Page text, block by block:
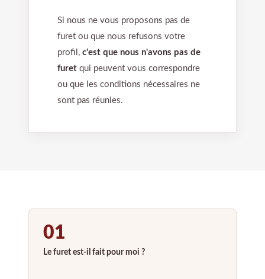
Si nous ne vous proposons pas de
furet ou que nous refusons votre
profil, c'est que nous n'avons pas de
furet qui peuvent vous correspondre
ou que les conditions nécessaires ne
sont pas réunies.
01
Le furet est-il fait pour moi ?